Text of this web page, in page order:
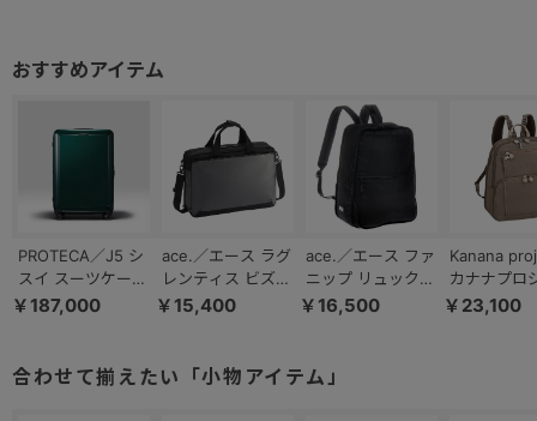
PROTECA／J5 シ
スイ スーツケース
100L 双輪 日本製
￥187,000
ace.／エース ラグ
レンティス ビズ
ビジネスバッグ
￥15,400
ace.／エース ファ
ニップ リュックサ
ック Mサイズ
￥16,500
Kanana
カナナプロ
ト PJ8-3rd
￥23,100
合わせて揃えたい「小物アイテム」